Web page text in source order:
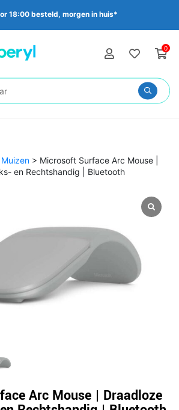
18:00 besteld, morgen in huis*
0
Muizen > Microsoft Surface Arc Mouse |
en Rechtshandig | Bluetooth
Arc Mouse | Draadloze